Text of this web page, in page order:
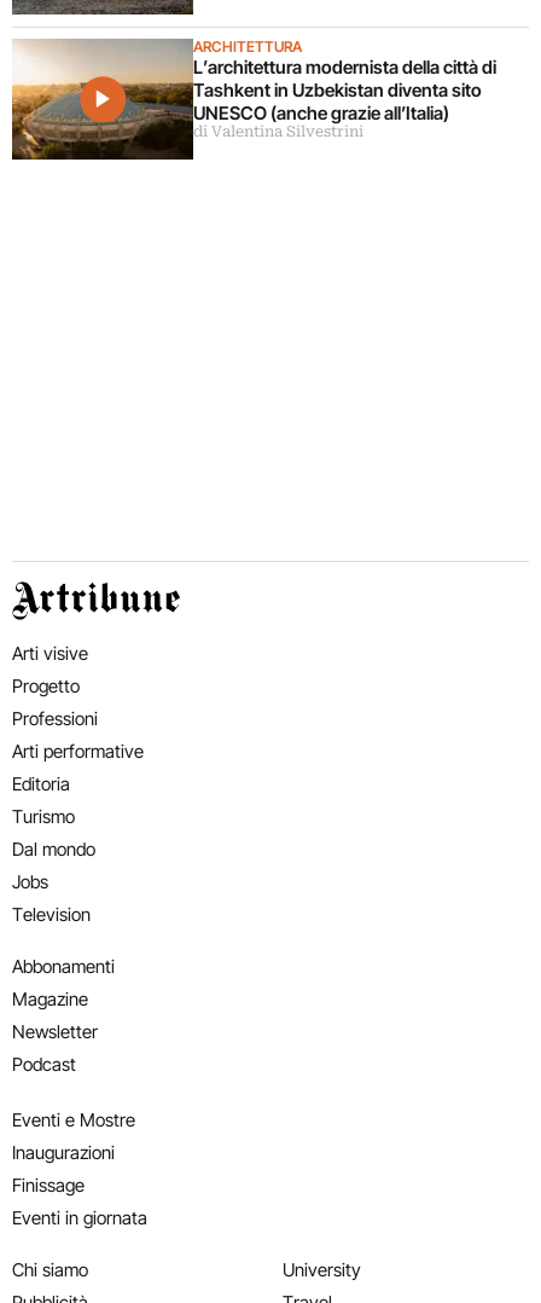
ARCHITETTURA
L’architettura modernista della città di
Tashkent in Uzbekistan diventa sito
UNESCO (anche grazie all’Italia)
di Valentina Silvestrini
Artribune
Arti visive
Progetto
Professioni
Arti performative
Editoria
Turismo
Dal mondo
Jobs
Television
Abbonamenti
Magazine
Newsletter
Podcast
Eventi e Mostre
Inaugurazioni
Finissage
Eventi in giornata
Chi siamo
University